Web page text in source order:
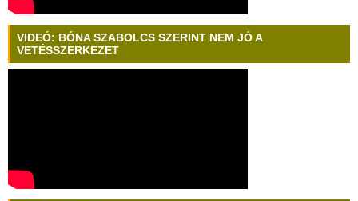
VIDEÓ: BÓNA SZABOLCS SZERINT NEM JÓ A
VETÉSSZERKEZET